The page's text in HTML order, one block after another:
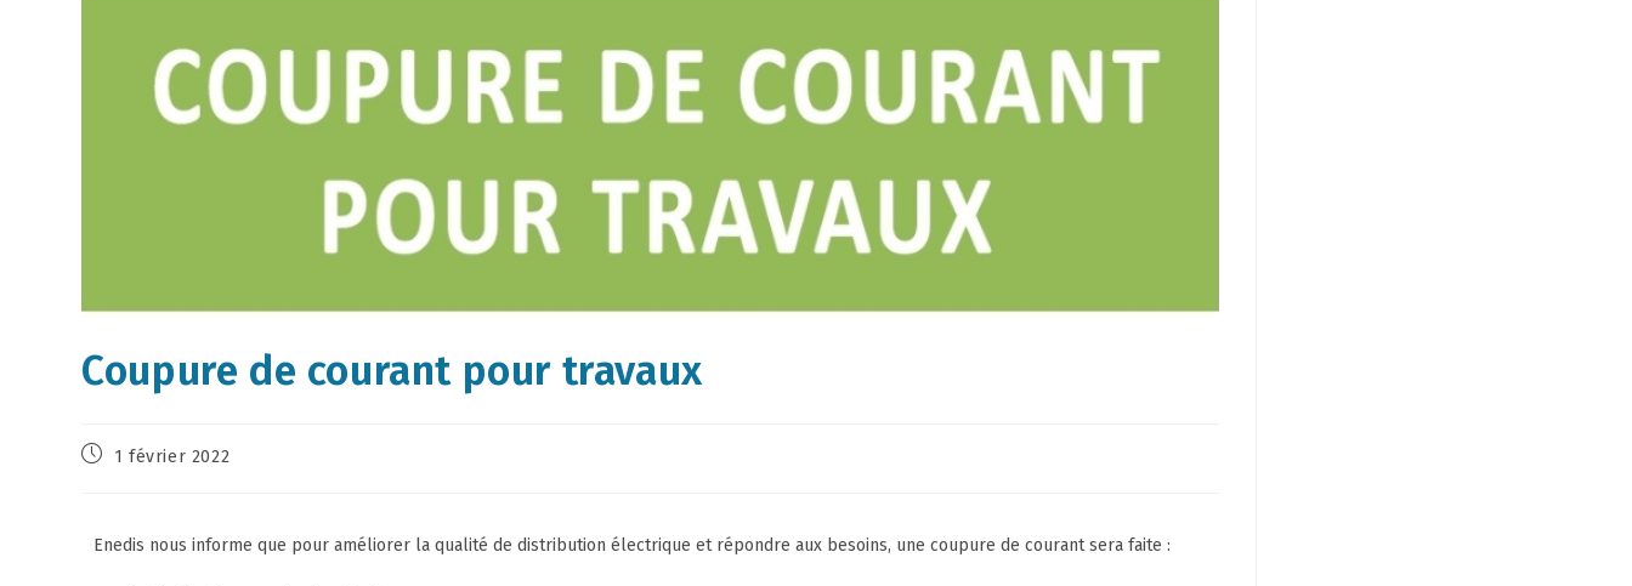
Coupure de courant pour travaux
1 février 2022
Enedis nous informe que pour améliorer la qualité de distribution électrique et répondre aux besoins, une coupure de courant sera faite :